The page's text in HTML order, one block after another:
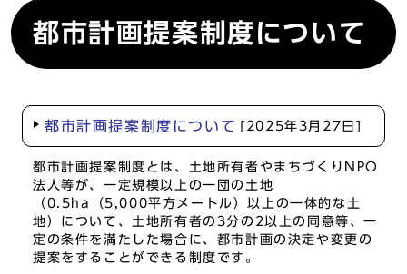
都市計画提案制度について
都市計画提案制度について [2025年3月27日]
都市計画提案制度とは、土地所有者やまちづくりNPO
法人等が、一定規模以上の一団の土地
（0.5ha（5,000平方メートル）以上の一体的な土
地）について、土地所有者の3分の2以上の同意等、一
定の条件を満たした場合に、都市計画の決定や変更の
提案をすることができる制度です。